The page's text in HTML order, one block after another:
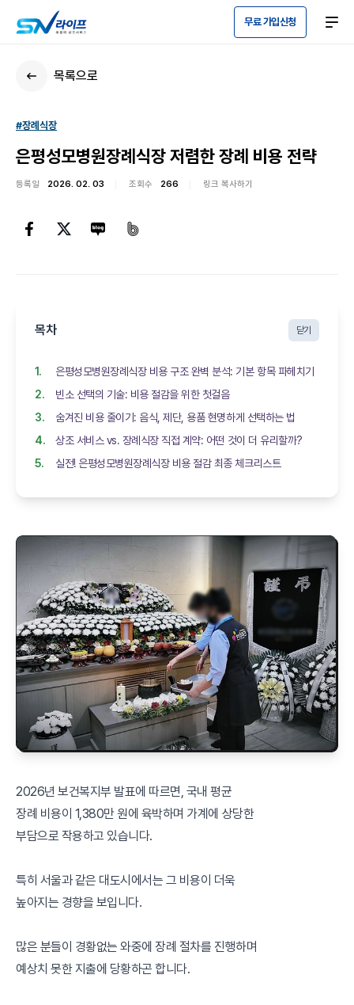
무료 가입신청
목록으로
#장례식장
은평성모병원장례식장 저렴한 장례 비용 전략
등록일 2026. 02. 03 조회수 266 링크 복사하기
목차 닫기
은평성모병원장례식장 비용 구조 완벽 분석: 기본 항목 파헤치기
빈소 선택의 기술: 비용 절감을 위한 첫걸음
숨겨진 비용 줄이기: 음식, 제단, 용품 현명하게 선택하는 법
상조 서비스 vs. 장례식장 직접 계약: 어떤 것이 더 유리할까?
실전! 은평성모병원장례식장 비용 절감 최종 체크리스트
2026년 보건복지부 발표에 따르면, 국내 평균
장례 비용이 1,380만 원에 육박하며 가계에 상당한
부담으로 작용하고 있습니다.
특히 서울과 같은 대도시에서는 그 비용이 더욱
높아지는 경향을 보입니다.
많은 분들이 경황없는 와중에 장례 절차를 진행하며
예상치 못한 지출에 당황하곤 합니다.